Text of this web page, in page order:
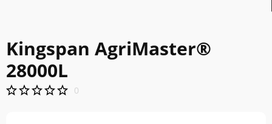
Kingspan AgriMaster®
28000L
0